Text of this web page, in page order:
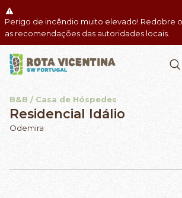
Perigo de incêndio muito elevado! Redobre
as recomendações das autoridades locais.
B&B / Casa de Hóspedes
Residencial Idálio
Odemira